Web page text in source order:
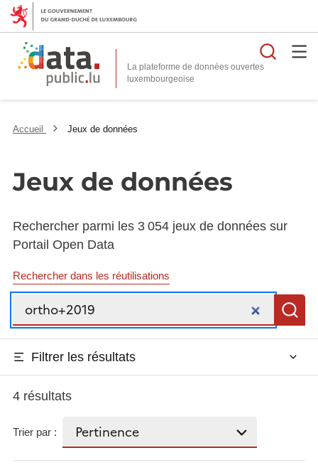
La plateforme de données ouvertes
Accueil Jeux de données
Jeux de données
Rechercher parmi les 3 054 jeux de données sur
Portail Open Data
Rechercher dans les réutilisations
Recherche
Filtrer les résultats
4 résultats
Trier par :